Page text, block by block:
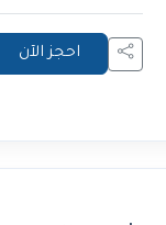
احجز الآن